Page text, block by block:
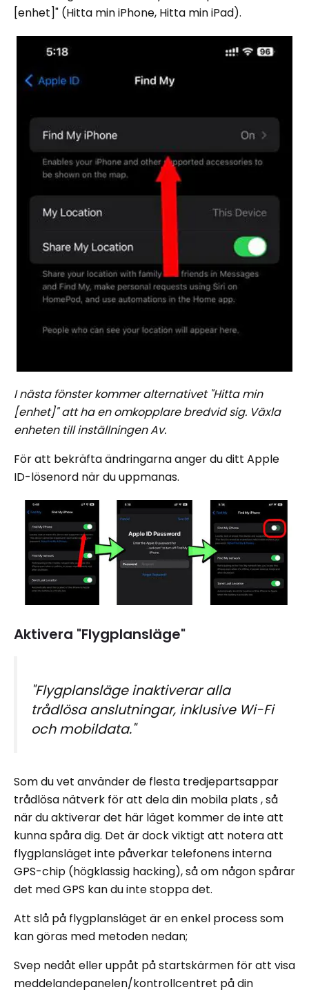
[enhet]" (Hitta min iPhone, Hitta min iPad).
I nästa fönster kommer alternativet "Hitta min
[enhet]" att ha en omkopplare bredvid sig. Växla
enheten till inställningen Av.
För att bekräfta ändringarna anger du ditt Apple
ID-lösenord när du uppmanas.
Aktivera "Flygplansläge"
"Flygplansläge inaktiverar alla
trådlösa anslutningar, inklusive Wi-Fi
och mobildata."
Som du vet använder de flesta tredjepartsappar
trådlösa nätverk för att dela din mobila plats , så
när du aktiverar det här läget kommer de inte att
kunna spåra dig. Det är dock viktigt att notera att
flygplansläget inte påverkar telefonens interna
GPS-chip (högklassig hacking), så om någon spårar
det med GPS kan du inte stoppa det.
Att slå på flygplansläget är en enkel process som
kan göras med metoden nedan;
Svep nedåt eller uppåt på startskärmen för att visa
meddelandepanelen/kontrollcentret på din